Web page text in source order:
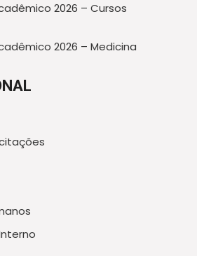
2026 – Cursos
2026 – Medicina